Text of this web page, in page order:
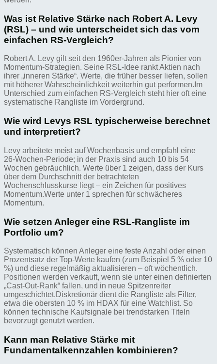
Was ist Relative Stärke nach Robert A. Levy
(RSL) – und wie unterscheidet sich das vom
einfachen RS-Vergleich?
Robert A. Levy gilt seit den 1960er-Jahren als Pionier von
Momentum-Strategien. Seine RSL-Idee rankt Aktien nach
ihrer „inneren Stärke“. Werte, die früher besser liefen, sollen
mit höherer Wahrscheinlichkeit weiterhin gut performen.Im
Unterschied zum einfachen RS-Vergleich steht hier oft eine
systematische Rangliste im Vordergrund.
Wie wird Levys RSL typischerweise berechnet
und interpretiert?
Levy arbeitete meist auf Wochenbasis und empfahl eine
26‑Wochen-Periode; in der Praxis sind auch 10 bis 54
Wochen gebräuchlich. Werte über 1 zeigen, dass der Kurs
über dem Durchschnitt der betrachteten
Wochenschlusskurse liegt – ein Zeichen für positives
Momentum.Werte unter 1 sprechen für schwächeres
Momentum.
Wie setzen Anleger eine RSL-Rangliste im
Portfolio um?
Systematisch können Anleger eine feste Anzahl oder einen
Prozentsatz der Top-Werte kaufen (zum Beispiel 5 % oder 10
%) und diese regelmäßig aktualisieren – oft wöchentlich.
Positionen werden verkauft, wenn sie unter einen definierten
„Cast-Out-Rank“ fallen, und in neue Spitzenreiter
umgeschichtet.Diskretionär dient die Rangliste als Filter,
etwa die obersten 10 % im HDAX für eine Watchlist. So
können technische Kaufsignale bei trendstarken Titeln
bevorzugt genutzt werden.
Kann man Relative Stärke mit
Fundamentalkennzahlen kombinieren?